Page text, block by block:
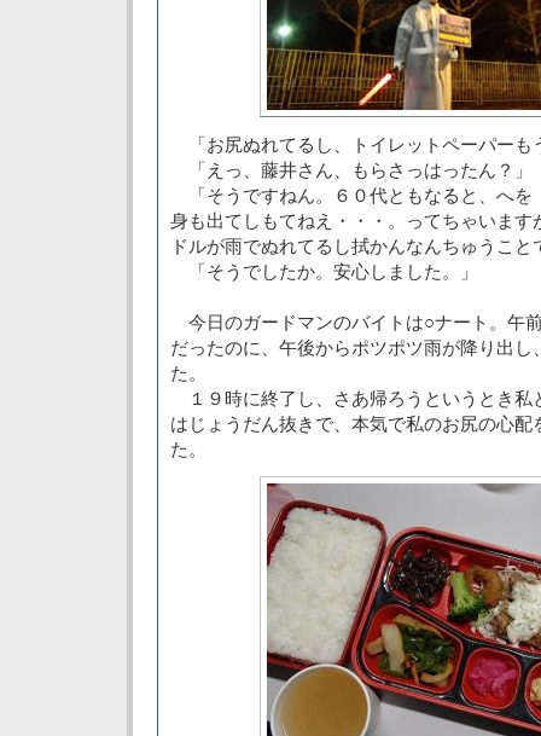
「お尻ぬれてるし、トイレットペーパーも
「えっ、藤井さん、もらさっはったん？」
「そうですねん。６０代ともなると、へを
身も出てしもてねえ・・・。ってちゃいます
ドルが雨でぬれてるし拭かんなんちゅうこと
「そうでしたか。安心しました。」
今日のガードマンのバイトは○ナート。午
だったのに、午後からポツポツ雨が降り出し
た。
１９時に終了し、さあ帰ろうというとき私
はじょうだん抜きで、本気で私のお尻の心配
た。